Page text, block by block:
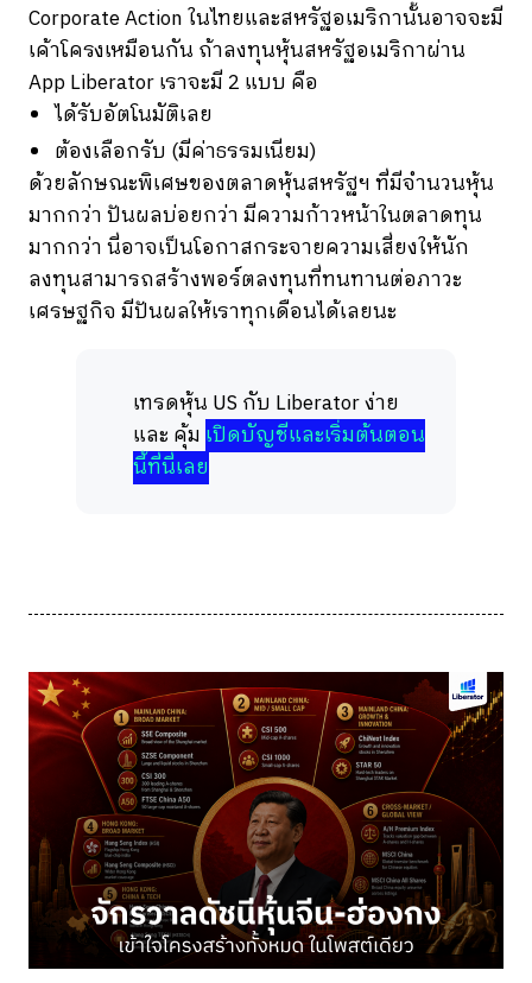
Corporate Action ในไทยและสหรัฐอเมริกานั้นอาจจะมี
เค้าโครงเหมือนกัน ถ้าลงทุนหุ้นสหรัฐอเมริกาผ่าน
App Liberator เราจะมี 2 แบบ คือ
ได้รับอัตโนมัติเลย
ต้องเลือกรับ (มีค่าธรรมเนียม)
ด้วยลักษณะพิเศษของตลาดหุ้นสหรัฐฯ ที่มีจำนวนหุ้น
มากกว่า ปันผลบ่อยกว่า มีความก้าวหน้าในตลาดทุน
มากกว่า นี่อาจเป็นโอกาสกระจายความเสี่ยงให้นัก
ลงทุนสามารถสร้างพอร์ตลงทุนที่ทนทานต่อภาวะ
เศรษฐกิจ มีปันผลให้เราทุกเดือนได้เลยนะ
เทรดหุ้น US กับ Liberator ง่าย
และ คุ้ม เปิดบัญชีและเริ่มต้นตอน
นี้ที่นี่เลย